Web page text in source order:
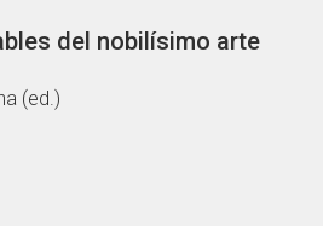
del nobilísimo arte
(ed.)